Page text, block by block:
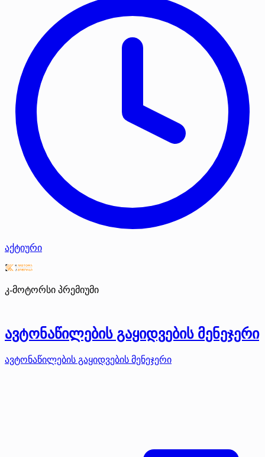
აქტიური
კ-მოტორსი პრემიუმი
ავტონაწილების გაყიდვების მენეჯერი
ავტონაწილების გაყიდვების მენეჯერი